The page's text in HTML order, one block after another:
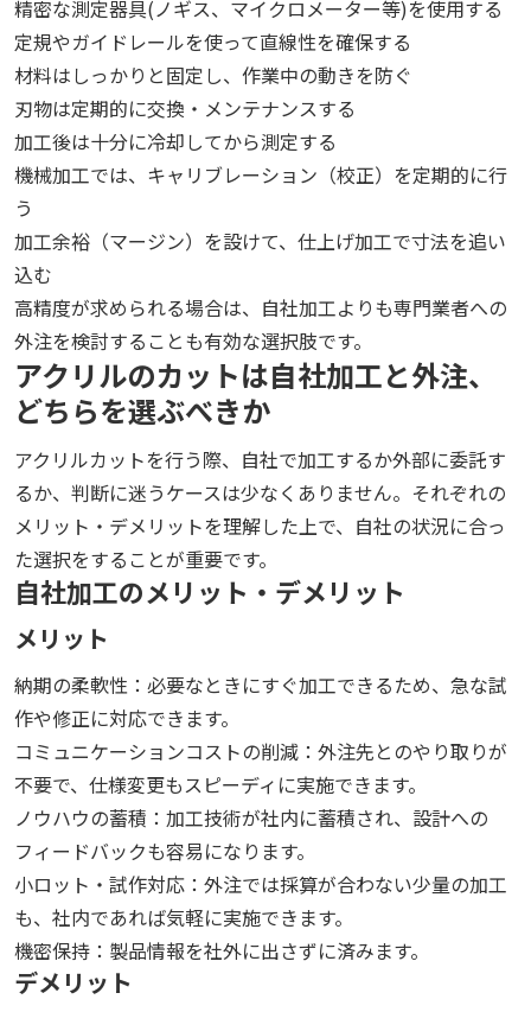
精密な測定器具(ノギス、マイクロメーター等)を使用する
定規やガイドレールを使って直線性を確保する
材料はしっかりと固定し、作業中の動きを防ぐ
刃物は定期的に交換・メンテナンスする
加工後は十分に冷却してから測定する
機械加工では、キャリブレーション（校正）を定期的に行
う
加工余裕（マージン）を設けて、仕上げ加工で寸法を追い
込む
高精度が求められる場合は、自社加工よりも専門業者への
外注を検討することも有効な選択肢です。
アクリルのカットは自社加工と外注、
どちらを選ぶべきか
アクリルカットを行う際、自社で加工するか外部に委託す
るか、判断に迷うケースは少なくありません。それぞれの
メリット・デメリットを理解した上で、自社の状況に合っ
た選択をすることが重要です。
自社加工のメリット・デメリット
メリット
納期の柔軟性：必要なときにすぐ加工できるため、急な試
作や修正に対応できます。
コミュニケーションコストの削減：外注先とのやり取りが
不要で、仕様変更もスピーディに実施できます。
ノウハウの蓄積：加工技術が社内に蓄積され、設計への
フィードバックも容易になります。
小ロット・試作対応：外注では採算が合わない少量の加工
も、社内であれば気軽に実施できます。
機密保持：製品情報を社外に出さずに済みます。
デメリット